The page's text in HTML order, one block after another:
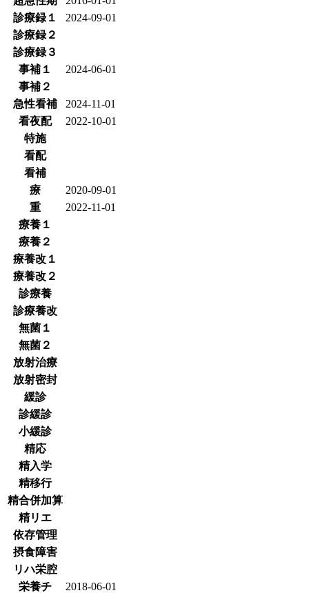
診療録１
2024-09-01
診療録２
診療録３
事補１
2024-06-01
事補２
急性看補
2024-11-01
看夜配
2022-10-01
特施
看配
看補
療
2020-09-01
重
2022-11-01
療養１
療養２
療養改１
療養改２
診療養
診療養改
無菌１
無菌２
放射治療
放射密封
緩診
診緩診
小緩診
精応
精入学
精移行
精合併加算
精リエ
依存管理
摂食障害
リハ栄腔
栄養チ
2018-06-01